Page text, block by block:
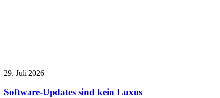
29. Juli 2026
Software-Updates sind kein Luxus